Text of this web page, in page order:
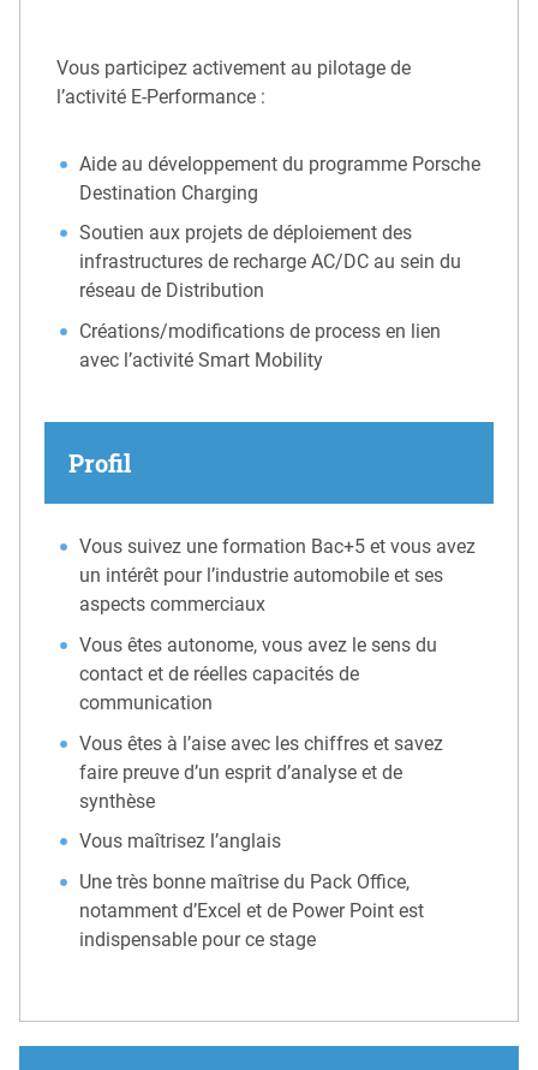
Vous participez activement au pilotage de
l’activité E-Performance :
Aide au développement du programme Porsche
Destination Charging
Soutien aux projets de déploiement des
infrastructures de recharge AC/DC au sein du
réseau de Distribution
Créations/modifications de process en lien
avec l’activité Smart Mobility
Profil
Vous suivez une formation Bac+5 et vous avez
un intérêt pour l’industrie automobile et ses
aspects commerciaux
Vous êtes autonome, vous avez le sens du
contact et de réelles capacités de
communication
Vous êtes à l’aise avec les chiffres et savez
faire preuve d’un esprit d’analyse et de
synthèse
Vous maîtrisez l’anglais
Une très bonne maîtrise du Pack Office,
notamment d’Excel et de Power Point est
indispensable pour ce stage